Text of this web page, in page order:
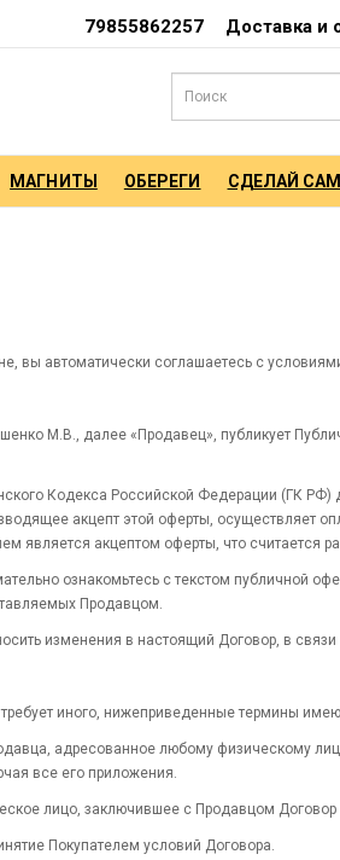
79855862257 Доставка и
МАГНИТЫ ОБЕРЕГИ СДЕЛАЙ САМ
вы автоматически соглашаетесь с
М.В., далее «Продавец», публикует
Кодекса Российской Федерации (ГК
акцепт этой оферты, осуществляет
является акцептом оферты, что
ознакомьтесь с текстом публичной
Продавцом.
изменения в настоящий Договор, в
иного, нижеприведенные термины
адресованное любому физическому
все его приложения.
лицо, заключившее с Продавцом
Покупателем условий Договора.